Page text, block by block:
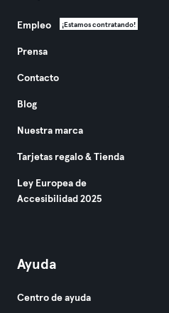
Empleo ¡Estamos contratando!
Prensa
Contacto
Blog
Nuestra marca
Tarjetas regalo & Tienda
Ley Europea de
Accesibilidad 2025
Ayuda
Centro de ayuda